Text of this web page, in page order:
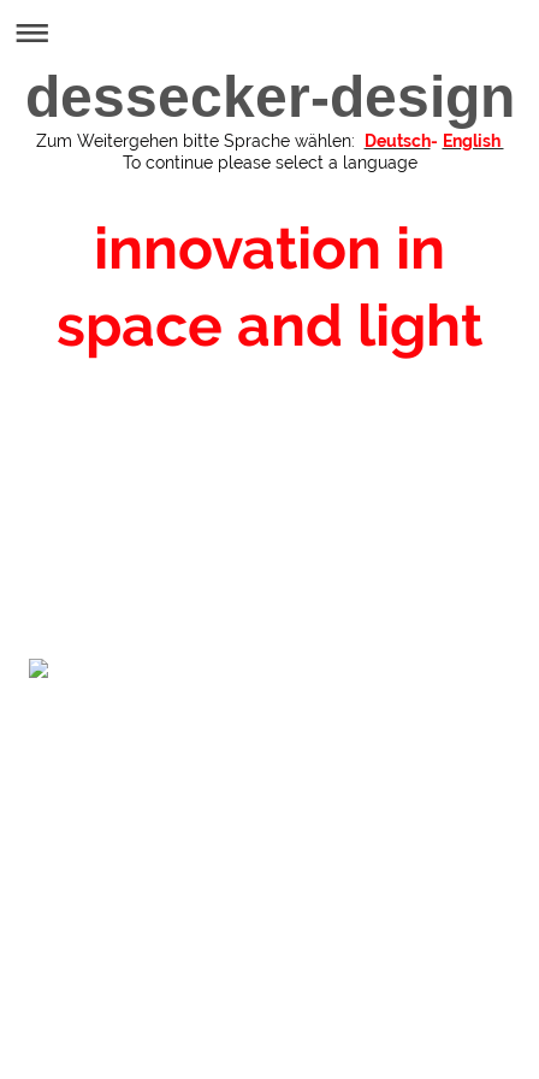
dessecker-design
Zum Weitergehen bitte Sprache wählen: Deutsch- English
To continue please select a language
innovation in
space and light